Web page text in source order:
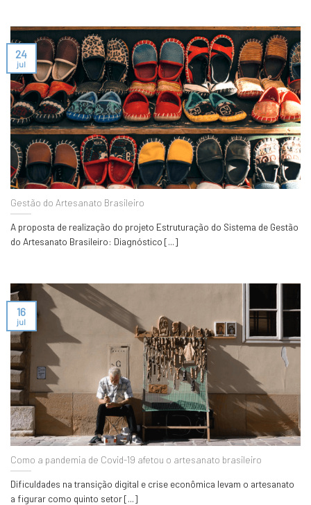
Gestão do Artesanato Brasileiro
A proposta de realização do projeto Estruturação do Sistema de Gestão
do Artesanato Brasileiro: Diagnóstico [...]
24
jul
Como a pandemia de Covid-19 afetou o artesanato brasileiro
Dificuldades na transição digital e crise econômica levam o artesanato
a figurar como quinto setor [...]
16
jul